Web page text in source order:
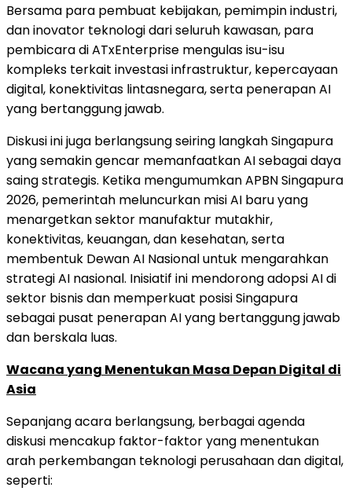
Bersama para pembuat kebijakan, pemimpin industri,
dan inovator teknologi dari seluruh kawasan, para
pembicara di ATxEnterprise mengulas isu-isu
kompleks terkait investasi infrastruktur, kepercayaan
digital, konektivitas lintasnegara, serta penerapan AI
yang bertanggung jawab.
Diskusi ini juga berlangsung seiring langkah Singapura
yang semakin gencar memanfaatkan AI sebagai daya
saing strategis. Ketika mengumumkan APBN Singapura
2026, pemerintah meluncurkan misi AI baru yang
menargetkan sektor manufaktur mutakhir,
konektivitas, keuangan, dan kesehatan, serta
membentuk Dewan AI Nasional untuk mengarahkan
strategi AI nasional. Inisiatif ini mendorong adopsi AI di
sektor bisnis dan memperkuat posisi Singapura
sebagai pusat penerapan AI yang bertanggung jawab
dan berskala luas.
Wacana yang Menentukan Masa Depan Digital di
Asia
Sepanjang acara berlangsung, berbagai agenda
diskusi mencakup faktor-faktor yang menentukan
arah perkembangan teknologi perusahaan dan digital,
seperti: